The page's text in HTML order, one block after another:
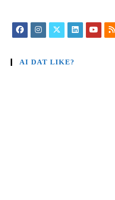
AI DAT LIKE?